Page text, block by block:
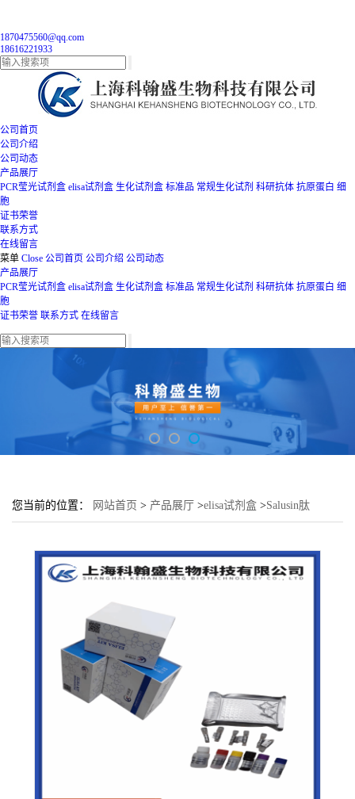
1870475560@qq.com
18616221933
公司首页
公司介绍
公司动态
产品展厅
PCR莹光试剂盒 elisa试剂盒 生化试剂盒 标准品 常规生化试剂 科研抗体 抗原蛋白 细
胞
证书荣誉
联系方式
在线留言
菜单 Close 公司首页 公司介绍 公司动态
产品展厅
PCR莹光试剂盒 elisa试剂盒 生化试剂盒 标准品 常规生化试剂 科研抗体 抗原蛋白 细
胞
证书荣誉 联系方式 在线留言
您当前的位置： 网站首页 > 产品展厅 >elisa试剂盒 >Salusin肽